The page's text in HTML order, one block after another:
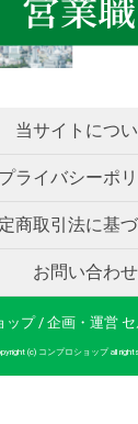
当サイトにつ
プライバシーポ
商取引法に基
お問い合わせ
ップ / 企画・運営
(c) コンプロショップ all